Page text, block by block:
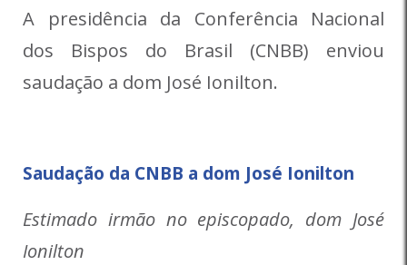
A presidência da Conferência Nacional
dos Bispos do Brasil (CNBB) enviou
saudação a dom José Ionilton.
Saudação da CNBB a dom José Ionilton
Estimado irmão no episcopado, dom José
Ionilton